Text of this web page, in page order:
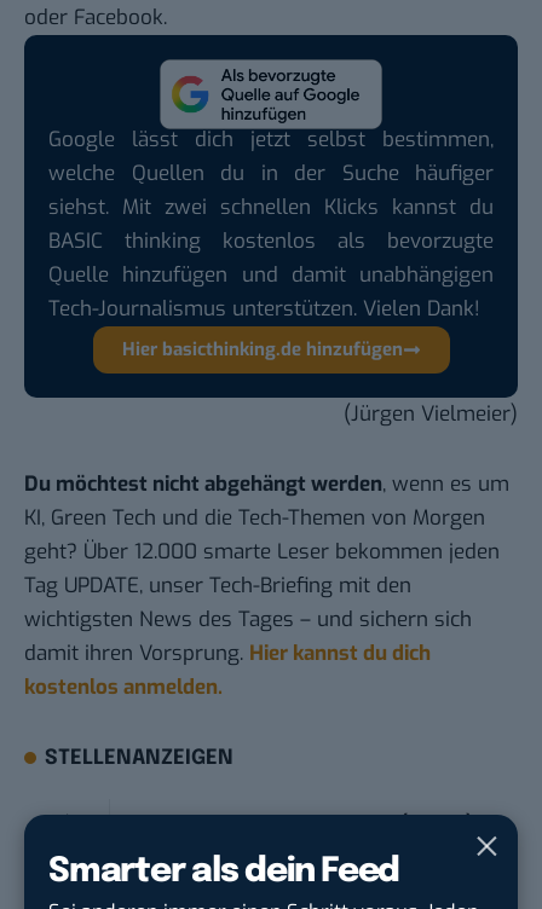
Smarter als dein Feed
oder Facebook.
Google lässt dich jetzt selbst bestimmen,
welche Quellen du in der Suche häufiger
siehst. Mit zwei schnellen Klicks kannst du
BASIC thinking kostenlos als bevorzugte
Quelle hinzufügen und damit unabhängigen
Tech-Journalismus unterstützen. Vielen Dank!
Hier basicthinking.de hinzufügen
(Jürgen Vielmeier)
Du möchtest nicht abgehängt werden, wenn es um
KI, Green Tech und die Tech-Themen von Morgen
geht? Über 12.000 smarte Leser bekommen jeden
Tag UPDATE, unser Tech-Briefing mit den
wichtigsten News des Tages – und sichern sich
damit ihren Vorsprung. Hier kannst du dich
kostenlos anmelden.
STELLENANZEIGEN
moveUP Media GmbH in Düsseldorf